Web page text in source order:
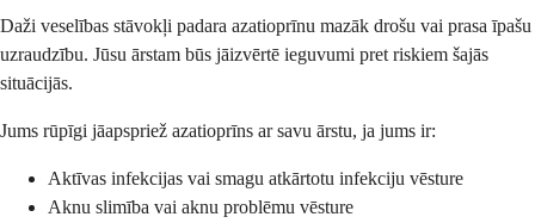
Daži veselības stāvokļi padara azatioprīnu mazāk drošu vai prasa īpašu
uzraudzību. Jūsu ārstam būs jāizvērtē ieguvumi pret riskiem šajās
situācijās.
Jums rūpīgi jāapspriež azatioprīns ar savu ārstu, ja jums ir:
Aktīvas infekcijas vai smagu atkārtotu infekciju vēsture
Aknu slimība vai aknu problēmu vēsture